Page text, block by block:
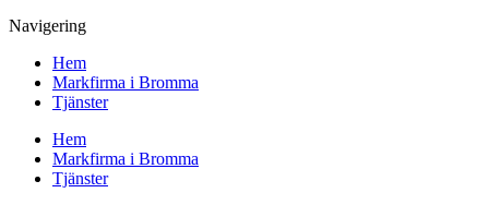
Navigering
Hem
Markfirma i Bromma
Tjänster
Hem
Markfirma i Bromma
Tjänster